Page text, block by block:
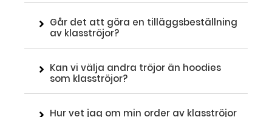
Går det att göra en tilläggsbeställning
av klasströjor?
Kan vi välja andra tröjor än hoodies
som klasströjor?
Hur vet jag om min order av klasströjor